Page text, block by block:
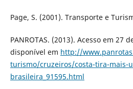
Page, S. (2001). Transporte e
PANROTAS. (2013). Acesso em 27
disponível em http://
turismo/cruzeiros/costa-tira-mais-
brasileira_91595.html